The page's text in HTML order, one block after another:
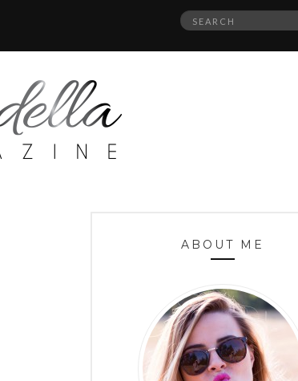
Search
ABOUT ME